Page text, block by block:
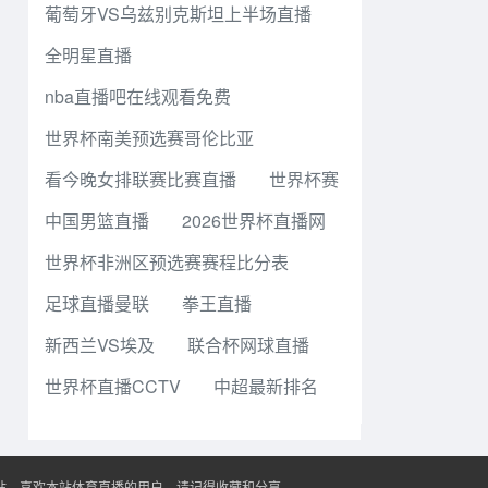
葡萄牙VS乌兹别克斯坦上半场直播
全明星直播
nba直播吧在线观看免费
世界杯南美预选赛哥伦比亚
看今晚女排联赛比赛直播
世界杯赛
中国男篮直播
2026世界杯直播网
世界杯非洲区预选赛赛程比分表
足球直播曼联
拳王直播
新西兰VS埃及
联合杯网球直播
世界杯直播CCTV
中超最新排名